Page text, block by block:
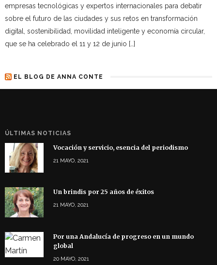
empresas tecnológicas y expertos internacionales para debatir
sobre el futuro de las ciudades y sus retos en transformación
digital, sostenibilidad, movilidad inteligente y economía circular,
que se ha celebrado el 11 y 12 de junio […]
EL BLOG DE ANNA CONTE
ÚLTIMAS NOTICIAS
Vocación y servicio, esencia del periodismo
21 MAYO, 2021
Un brindis por 25 años de éxitos
21 MAYO, 2021
Por una Andalucía de progreso en un mundo
global
20 MAYO, 2021